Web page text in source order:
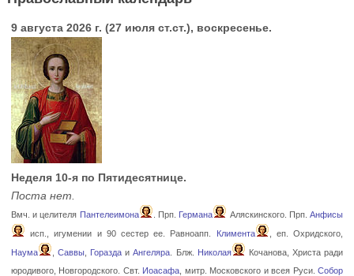
9 августа 2026 г. (27 июля ст.ст.), воскресенье.
Неделя 10-я по Пятидесятнице.
Поста нет.
Вмч. и целителя Пантелеимона . Прп. Германа Аляскинского. Прп.Анфисы
исп., игумении и 90 сестер ее. Равноапп.
Климента
, еп. Охридского,
Наума
,Саввы Горазда иАнгеляра . Блж. Николая
Кочанова, Христа ради
юродивого, Новгородского. Свт. Иоасафа , митр. Московского и всея Руси.Собор